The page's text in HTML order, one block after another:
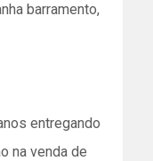
barramento,
entregando
na venda de